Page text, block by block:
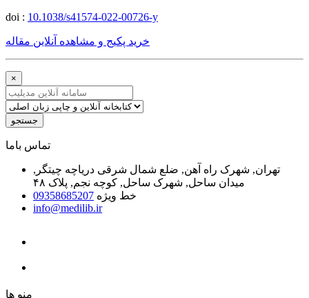
doi : 10.1038/s41574-022-00726-y
خرید پکیج و مشاهده آنلاین مقاله
×
جستجو
ﺗﻤﺎﺱ ﺑﺎﻣﺎ
تهران, شهرک راه آهن, ضلع شمال شرقی دریاچه چیتگر,
میدان ساحل, شهرک ساحل, کوچه نجم, پلاک ۴۸
خط ویژه 09358685207
info@medilib.ir
ﻣﻨﻮ ﻫﺎ